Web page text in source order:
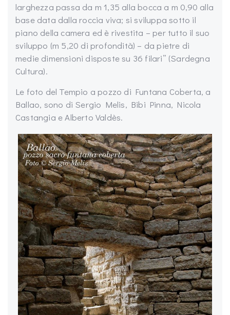
larghezza passa da m 1,35 alla bocca a m 0,90 alla
base data dalla roccia viva; si sviluppa sotto il
piano della camera ed è rivestita – per tutto il suo
sviluppo (m 5,20 di profondità) – da pietre di
medie dimensioni disposte su 36 filari” (Sardegna
Cultura).
Le foto del Tempio a pozzo di Funtana Coberta, a
Ballao, sono di Sergio Melis, Bibi Pinna, Nicola
Castangia e Alberto Valdès.